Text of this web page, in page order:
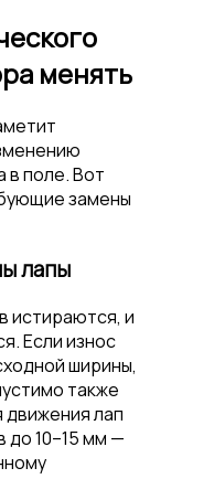
менять
в поле. Вот
замены
лапы
истираются, и
Если износ
ширины,
также
лап
до 10–15 мм —